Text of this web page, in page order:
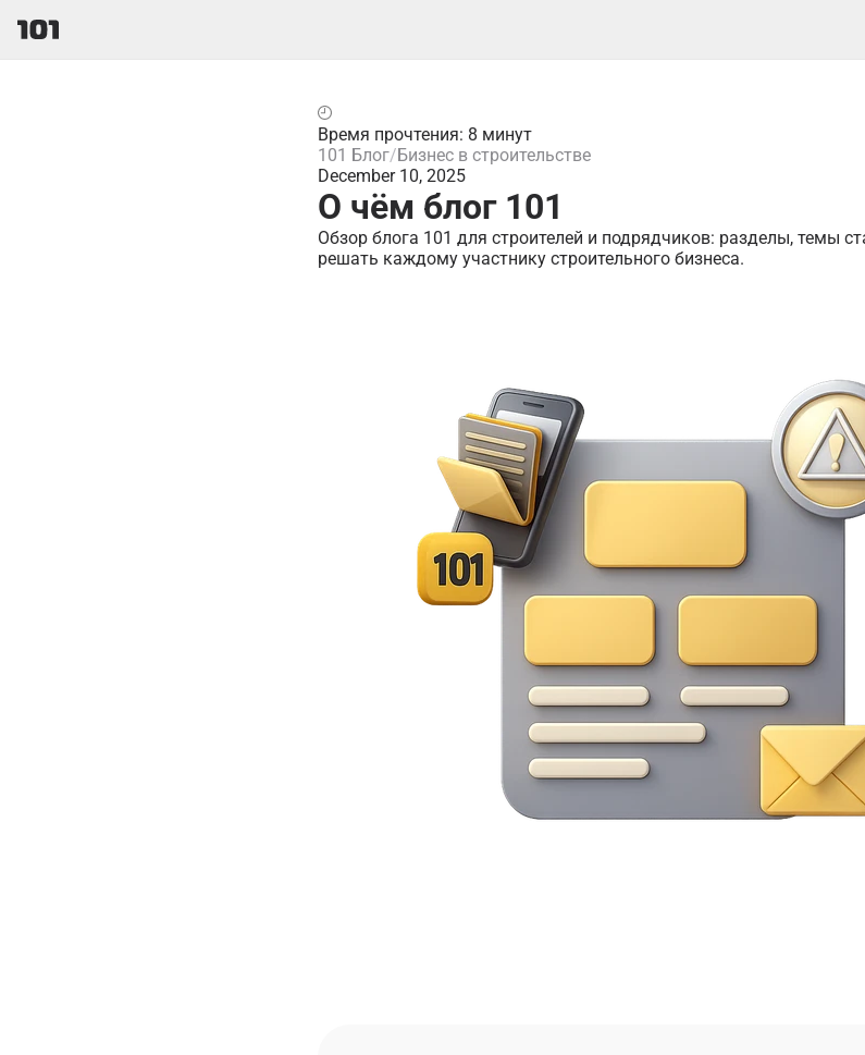
Время прочтения: 8 минут
101 Блог Бизнес в строительстве
December 10, 2025
О чём блог 101
Обзор блога 101 для строителей и подрядчиков: разделы, темы
решать каждому участнику строительного бизнеса.